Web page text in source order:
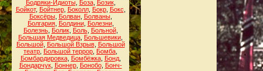
Бодряки-Идиоты, Боза, Бозик,
Бойкот, Бойтнер, Боколл, Бокр, Бокс
Боксёры, Болван, Болваны,
Болгария, Болдини, Болезни,
Болезнь, Болик, Боль, Больной,
Большая Медведица Большевики
Большой, Большой Взрыв, Большой
театр Большой террор Бомба
Бомбардировка, Бомбёжка, Бонд,
Бондарчук, Боннер, Бонобо, Бонч-